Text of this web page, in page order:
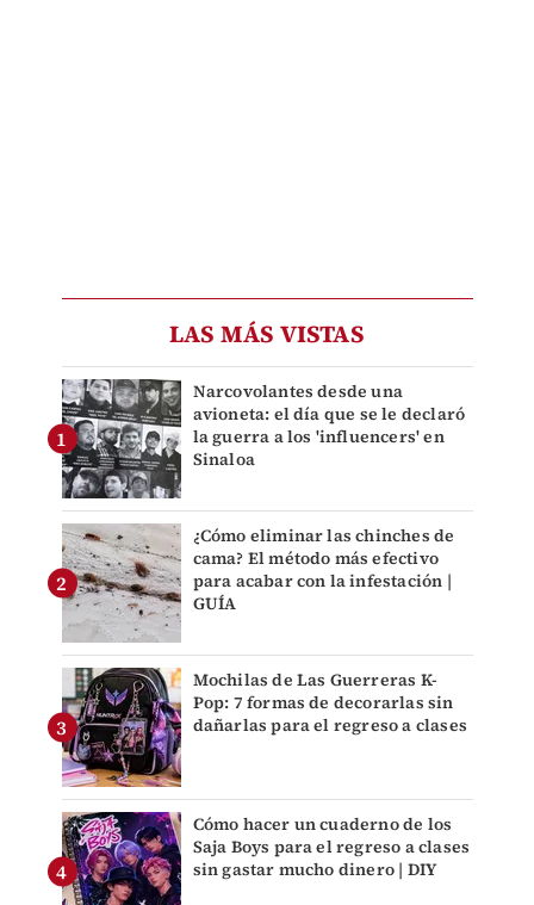
LAS MÁS VISTAS
Narcovolantes desde una
avioneta: el día que se le declaró
la guerra a los 'influencers' en
Sinaloa
¿Cómo eliminar las chinches de
cama? El método más efectivo
para acabar con la infestación |
GUÍA
Mochilas de Las Guerreras K-
Pop: 7 formas de decorarlas sin
dañarlas para el regreso a clases
Cómo hacer un cuaderno de los
Saja Boys para el regreso a clases
sin gastar mucho dinero | DIY